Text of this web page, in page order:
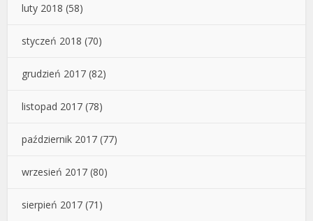
luty 2018 (58)
styczeń 2018 (70)
grudzień 2017 (82)
listopad 2017 (78)
październik 2017 (77)
wrzesień 2017 (80)
sierpień 2017 (71)